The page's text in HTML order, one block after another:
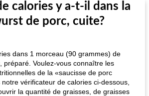
calories y a-t-il dans la
de porc, cuite?
dans 1 morceau (90 grammes) de
préparé. Voulez-vous connaître les
de la «saucisse de porc
vérificateur de calories ci-dessous,
la quantité de graisses, de graisses